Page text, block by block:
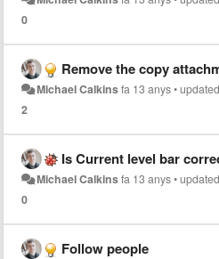
0
Remove the copy
Michael Calkinsfa 13 anys•
2
Is Current level bar
Michael Calkinsfa 13 anys•
0
Follow people